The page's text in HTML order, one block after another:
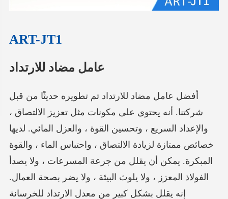
ART-JT1
عامل مضاد للارتداد
أفضل عامل مضاد للارتداد تم تطويره حديثًا من قبل
شركتنا. أنه يحتوي على مكونات مثل تعزيز الالتصاق ،
والإعداد السريع ، وتحسين القوة ، والعزل المائي. لديها
خصائص ممتازة لزيادة الالتصاق ، واحتباس الماء ، والقوة
المبكرة. يمكن أن يقلل من جرعة المسرعات ، ولا يصدأ
الفولاذ المعزز ، ولا يلوث البيئة ، ولا يضر بصحة العمال.
إنه يقلل بشكل كبير من معدل الارتداد للخرسانة